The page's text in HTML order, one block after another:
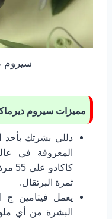
سيروم
مميزات سيروم
دللي بشرتك بأحد
المعروفة في
ثمرة البرتقال.
يعمل فيتامين ج
البشرة من أي